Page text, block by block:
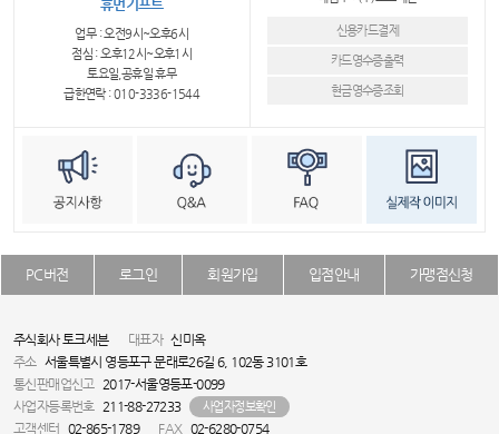
휴먼기프트
업무 : 오전9시~오후6시
점심 : 오후12시~오후1시
토요일,공휴일 휴무
급한연락 : 010-3336-1544
신용카드결제
카드영수증출력
현금영수증조회
PC버전 로그인 회원가입 입점안내 가맹점신청
주식회사 토크세븐 대표자 신미옥
주소 서울특별시 영등포구 문래로26길 6, 102동 3101호
통신판매업신고
2017-서울영등포-0099
사업자등록번호
211-88-27233 사업자정보확인
고객센터 02-865-1789 FAX 02-6280-0754